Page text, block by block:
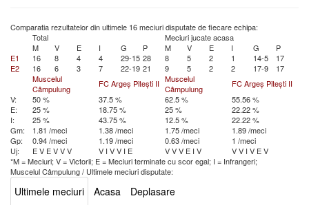
Comparatia rezultatelor din ultimele 16 meciuri disputate de fiecare echipa:
Total
Meciuri jucate acasa
M
V E I G P M V E I G
P
E1
16 8 4 4 29-15 28 8 5 2 1 14-5
17
E2
16 6 3 7 22-19 21 9 5 2 2 17-9
17
Muscelul
Câmpulung
FC Argeș Pitești II Muscelul
Câmpulung
FC Argeș Pitești II
V:
50 % 37.5 % 62.5 %
55.56 %
E:
25 % 18.75 % 25 %
22.22 %
I:
25 % 43.75 % 12.5 %
22.22 %
Gm:
1.81 /meci 1.38 /meci 1.75 /meci
1.89 /meci
Gp:
0.94 /meci 1.19 /meci 0.63 /meci
1 /meci
Uj:
EV EVVV V I VV I E VVV E I V VV I V EV
*M = Meciuri; V = Victorii; E = Meciuri terminate cu scor egal; I = Infrangeri;
Muscelul Câmpulung/ Ultimele meciuri disputate:
Ultimele meciuri Acasa Deplasare